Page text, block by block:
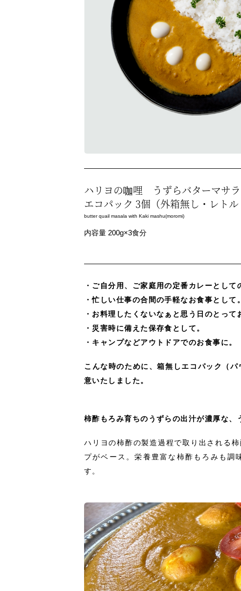
ハリヨの咖哩 うずらバターマサラ
エコパック 3個（外箱無し・レトル
butter quail masala with Kaki mashu(moromi)
内容量 200g×3食分
・ご自分用、ご家庭用の定番カレーとして
・忙しい仕事の合間の手軽なお食事として。
・お料理したくないなぁと思う日のとって
・災害時に備えた保存食として。
・キャンプなどアウトドアでのお食事に。
こんな時のために、箱無しエコパック（
意いたしました。
柿酢もろみ育ちのうずらの出汁が濃厚な、
ハリヨの柿酢の製造過程で取り出される
プがベース。栄養豊富な柿酢もろみも調
す。